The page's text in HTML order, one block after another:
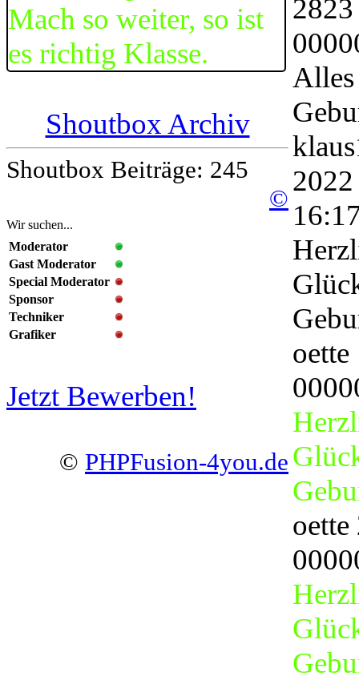
Mach so weiter, so ist
es richtig Klasse.
Shoutbox Archiv
Shoutbox Beiträge: 245
©
Wir suchen...
Moderator
Gast Moderator
Special Moderator
Sponsor
Techniker
Grafiker
Jetzt Bewerben!
© PHPFusion-4you.de
2823
oette
oette